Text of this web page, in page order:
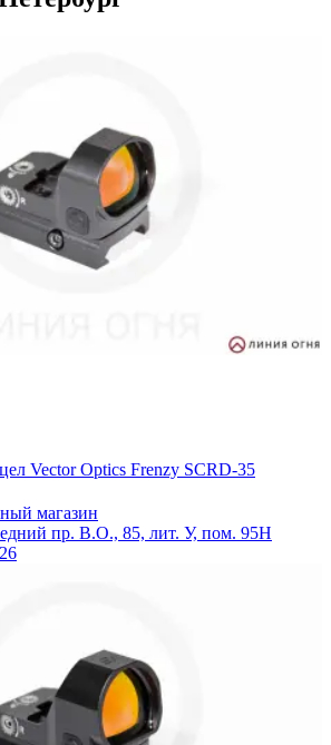
Vector Optics Frenzy SCRD-35
магазин
пр. В.О., 85, лит. У, пом. 95Н